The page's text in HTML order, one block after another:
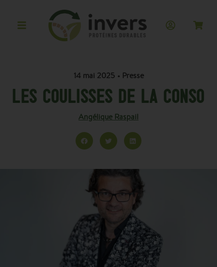
14 mai 2025 • Presse
LES COULISSES DE LA CONSO
Angélique Raspail